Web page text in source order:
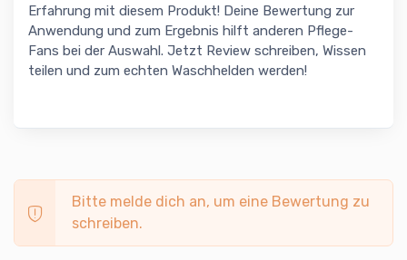
Erfahrung mit diesem Produkt! Deine Bewertung zur
Anwendung und zum Ergebnis hilft anderen Pflege-
Fans bei der Auswahl. Jetzt Review schreiben, Wissen
teilen und zum echten Waschhelden werden!
Bitte melde dich an, um eine Bewertung zu
schreiben.